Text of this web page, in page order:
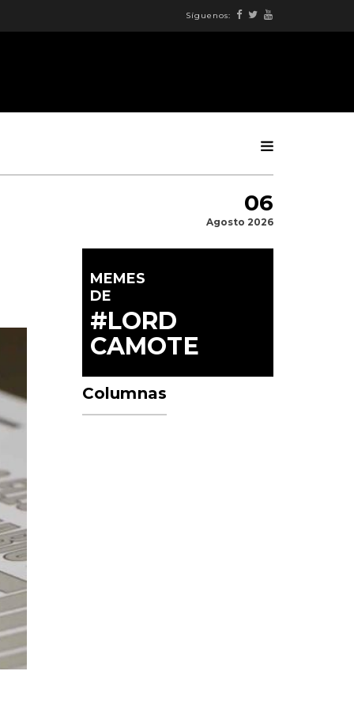
Síguenos:
06
Agosto 2026
MEMES
DE
#LORD
CAMOTE
Columnas